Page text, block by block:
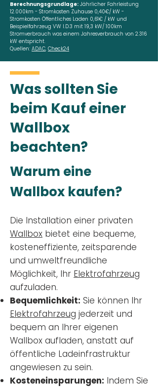
Berechnungsgrundlage: Jährlicher Fahrleistung
12.000km - Stromkosten Zuhause 0,40€/ kW -
Stromkosten Öffentliches Laden 0,61€ / kW und
Beispielfahrzeug VW I.D.3 mit 19,3 kW/ 100km
Stromverbrauch was einem Jahresverbrauch von 2.316
kW entspricht.
Quellen: ADAC, Check24
Was sollten Sie
beim Kauf einer
Wallbox
beachten?
Warum eine
Wallbox kaufen?
Die Installation einer privaten
Wallbox bietet eine bequeme,
kosteneffiziente, zeitsparende
und umweltfreundliche
Möglichkeit, Ihr Elektrofahrzeug
aufzuladen.
Bequemlichkeit: Sie können Ihr
Elektrofahrzeug jederzeit und
bequem an Ihrer eigenen
Wallbox aufladen, anstatt auf
öffentliche Ladeinfrastruktur
angewiesen zu sein.
Kosteneinsparungen: Indem Sie